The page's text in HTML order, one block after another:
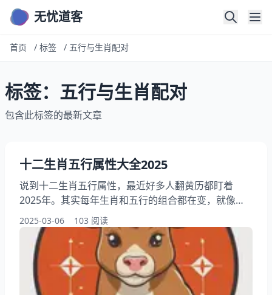
无忧道客
首页 / 标签 / 五行与生肖配对
标签：五行与生肖配对
包含此标签的最新文章
十二生肖五行属性大全2025
说到十二生肖五行属性，最近好多人翻黄历都盯着
2025年。其实每年生肖和五行的组合都在变，就像咱
们换季要调整衣服搭配似的。2025年乙巳蛇年，属蛇
的朋友五行属火，其他生肖跟着天干地支的流转也会有
对应的属性变化。具体怎么算、怎么用，咱们慢慢唠。
十二生肖五行属性要点导读 一、藏在生辰里的五行密
码 二、2025年要注意的三件事 三、挂件颜色别随便挑
四、鸡兔同笼未必相冲 五、窗帘换个色也算改运
2025-03-06 103 阅读